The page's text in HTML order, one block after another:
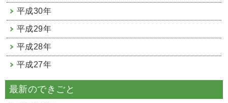
平成30年
平成29年
平成28年
平成27年
最新のできごと